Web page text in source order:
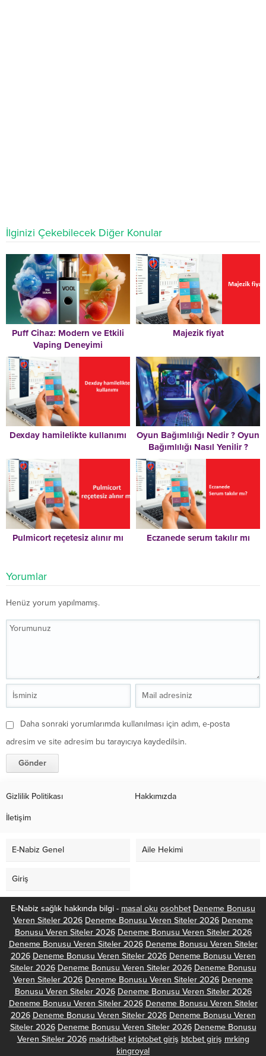
İlginizi Çekebilecek Diğer Konular
Puff Cihaz: Modern ve Etkili
Vaping Deneyimi
Majezik fiyat
Dexday hamilelikte kullanımı
Oyun Bağımlılığı Nedir ? Oyun
Bağımlılığı Nasıl Yenilir ?
Pulmicort reçetesiz alınır mı Eczanede serum takılır mı
Yorumlar
Henüz yorum yapılmamış.
Daha sonraki yorumlarımda kullanılması için adım, e-posta
adresim ve site adresim bu tarayıcıya kaydedilsin.
Gizlilik Politikası Hakkımızda
İletişim
E-Nabiz Genel Aile Hekimi
Giriş
E-Nabiz sağlık hakkında bilgi - masal oku osohbet Deneme Bonusu
Veren Siteler 2026 Deneme Bonusu Veren Siteler 2026 Deneme
Bonusu Veren Siteler 2026 Deneme Bonusu Veren Siteler 2026
Deneme Bonusu Veren Siteler 2026 Deneme Bonusu Veren Siteler
2026 Deneme Bonusu Veren Siteler 2026 Deneme Bonusu Veren
Siteler 2026 Deneme Bonusu Veren Siteler 2026 Deneme Bonusu
Veren Siteler 2026 Deneme Bonusu Veren Siteler 2026 Deneme
Bonusu Veren Siteler 2026 Deneme Bonusu Veren Siteler 2026
Deneme Bonusu Veren Siteler 2026 Deneme Bonusu Veren Siteler
2026 Deneme Bonusu Veren Siteler 2026 Deneme Bonusu Veren
Siteler 2026 Deneme Bonusu Veren Siteler 2026 Deneme Bonusu
Veren Siteler 2026 madridbet kriptobet giriş btcbet giriş mrking
kingroyal